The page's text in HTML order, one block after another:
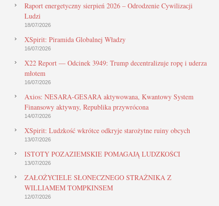
Raport energetyczny sierpień 2026 – Odrodzenie Cywilizacji
Ludzi
18/07/2026
XSpirit: Piramida Globalnej Władzy
16/07/2026
X22 Report — Odcinek 3949: Trump decentralizuje ropę i uderza
młotem
16/07/2026
Axios: NESARA-GESARA aktywowana, Kwantowy System
Finansowy aktywny, Republika przywrócona
14/07/2026
XSpirit: Ludzkość wkrótce odkryje starożytne ruiny obcych
13/07/2026
ISTOTY POZAZIEMSKIE POMAGAJĄ LUDZKOŚCI
13/07/2026
ZAŁOŻYCIELE SŁONECZNEGO STRAŻNIKA Z
WILLIAMEM TOMPKINSEM
12/07/2026